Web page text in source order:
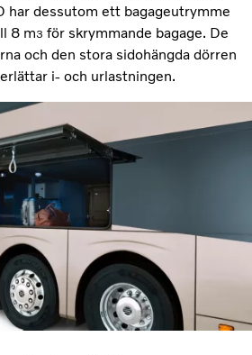
har dessutom ett bagageutrymme
8 m3 för skrymmande bagage. De
och den stora sidohängda dörren
i- och urlastningen.